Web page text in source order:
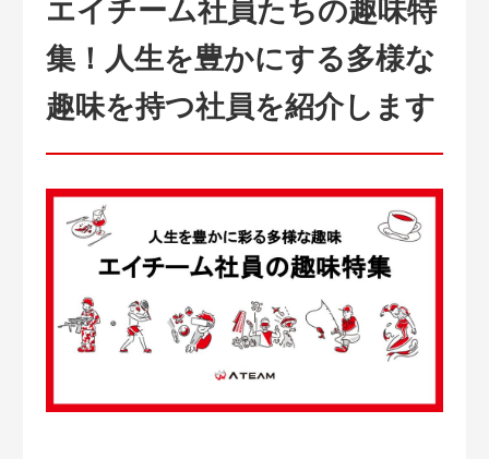
エイチーム社員たちの趣味特
集！人生を豊かにする多様な
趣味を持つ社員を紹介します